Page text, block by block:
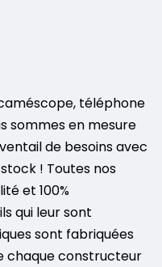
téléphone
sommes en mesure
de besoins avec
! Toutes nos
et 100%
qui leur sont
sont fabriquées
chaque constructeur